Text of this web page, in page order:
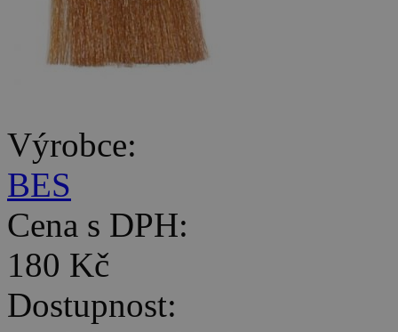
Výrobce:
BES
Cena s DPH:
180 Kč
Dostupnost: